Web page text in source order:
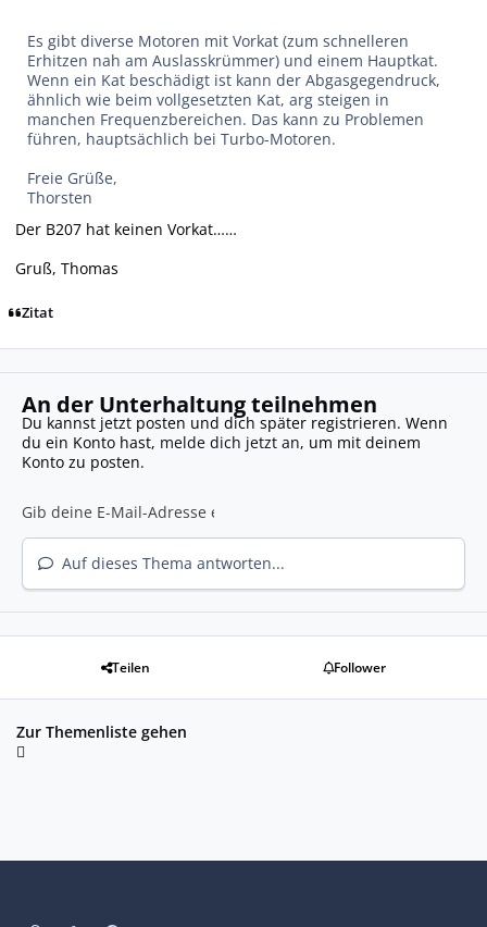
Es gibt diverse Motoren mit Vorkat (zum schnelleren
Erhitzen nah am Auslasskrümmer) und einem Hauptkat.
Wenn ein Kat beschädigt ist kann der Abgasgegendruck,
ähnlich wie beim vollgesetzten Kat, arg steigen in
manchen Frequenzbereichen. Das kann zu Problemen
führen, hauptsächlich bei Turbo-Motoren.
Freie Grüße,
Thorsten
Der B207 hat keinen Vorkat……
Gruß, Thomas
Zitat
An der Unterhaltung teilnehmen
Du kannst jetzt posten und dich später registrieren. Wenn
du ein Konto hast, melde dich jetzt an, um mit deinem
Konto zu posten.
Auf dieses Thema antworten...
Teilen Follower
Zur Themenliste gehen
Heller ModusDunkler Modus
Systemeinstellung